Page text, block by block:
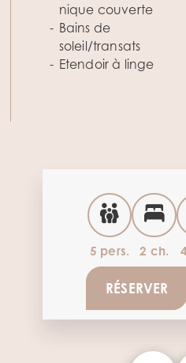
nique couverte
Bains de
soleil/transats
Etendoir à linge
5 pers. 2 ch.
RÉSERVER